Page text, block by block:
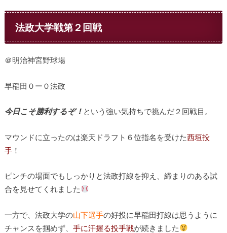
法政大学戦第２回戦
＠明治神宮野球場
早稲田０ー０法政
今日こそ勝利するぞ！ という強い気持ちで挑んだ２回戦目。
マウンドに立ったのは楽天ドラフト６位指名を受けた西垣投
手！
ピンチの場面でもしっかりと法政打線を抑え、締まりのある試
合を見せてくれました
一方で、法政大学の山下選手の好投に早稲田打線は思うように
チャンスを掴めず、 手に汗握る投手戦が続きました